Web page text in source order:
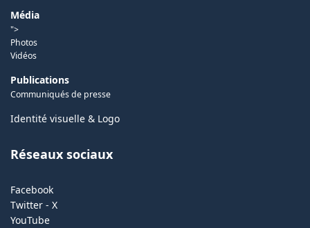
Média
">
Photos
Vidéos
Publications
Communiqués de presse
Identité visuelle & Logo
Réseaux sociaux
Facebook
Twitter - X
YouTube